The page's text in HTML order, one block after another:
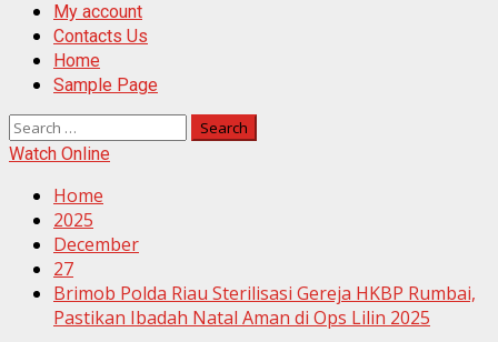
My account
Contacts Us
Home
Sample Page
Search
for:
Watch Online
Home
2025
December
27
Brimob Polda Riau Sterilisasi Gereja HKBP Rumbai,
Pastikan Ibadah Natal Aman di Ops Lilin 2025